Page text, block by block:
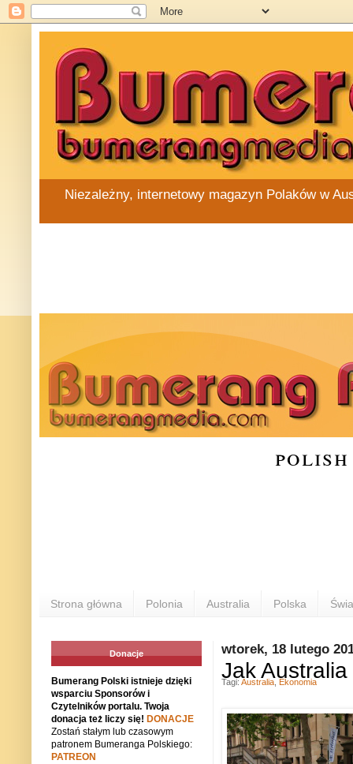
Niezależny, internetowy magazyn Polaków w
Strona główna Polonia Australia Polska
wtorek, 18 lutego
Jak Australia
Tagi: Australia Ekonomia
Donacje
Bumerang Polski istnieje dzięki
wsparciu Sponsorów i
Czytelników portalu. Twoja
donacja też liczy się! DONACJE
Zostań stałym lub czasowym
patronem Bumeranga Polskiego:
PATREON